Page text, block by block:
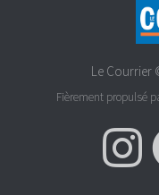
Le Courrier
Fièrement propulsé